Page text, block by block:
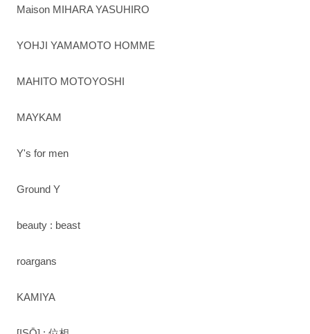
Maison MIHARA YASUHIRO
YOHJI YAMAMOTO HOMME
MAHITO MOTOYOSHI
MAYKAM
Y's for men
Ground Y
beauty : beast
roargans
KAMIYA